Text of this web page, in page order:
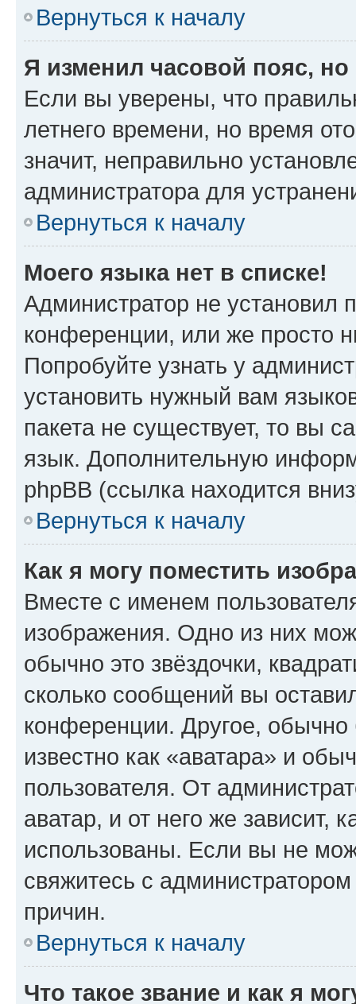
Вернуться к началу
Я изменил часовой пояс,
Если вы уверены, что
летнего времени, но время
значит, неправильно
администратора для
Вернуться к началу
Моего языка нет в списке!
Администратор не установил
конференции, или же просто
Попробуйте узнать у
установить нужный вам
пакета не существует, то вы
язык. Дополнительную
phpBB (ссылка находится
Вернуться к началу
Как я могу поместить
Вместе с именем
изображения. Одно из них
обычно это звёздочки,
сколько сообщений вы
конференции. Другое,
известно как «аватара» и
пользователя. От
аватар, и от него же зависит,
использованы. Если вы не
свяжитесь с
причин.
Вернуться к началу
Что такое звание и как я